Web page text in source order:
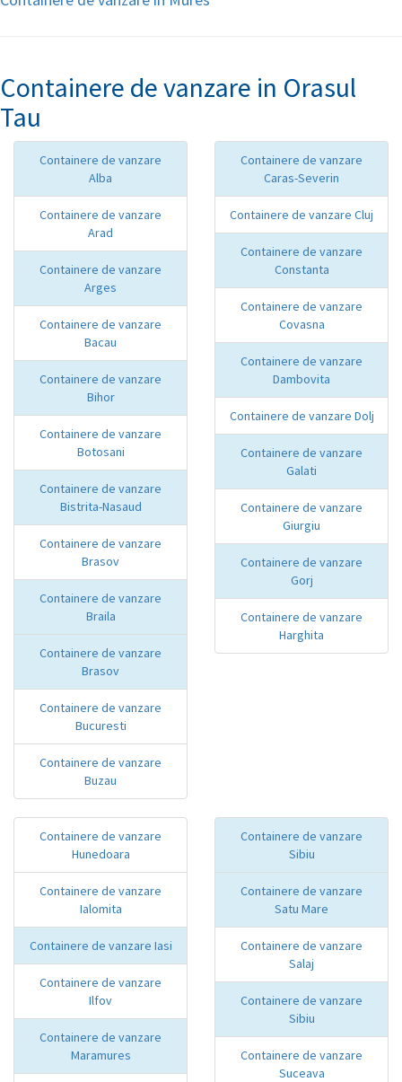
Containere de vanzare in Orasul
Tau
Containere de vanzare
Alba
Containere de vanzare
Arad
Containere de vanzare
Arges
Containere de vanzare
Bacau
Containere de vanzare
Bihor
Containere de vanzare
Botosani
Containere de vanzare
Bistrita-Nasaud
Containere de vanzare
Brasov
Containere de vanzare
Braila
Containere de vanzare
Brasov
Containere de vanzare
Bucuresti
Containere de vanzare
Buzau
Containere de vanzare
Caras-Severin
Containere de vanzare Cluj
Containere de vanzare
Constanta
Containere de vanzare
Covasna
Containere de vanzare
Dambovita
Containere de vanzare Dolj
Containere de vanzare
Galati
Containere de vanzare
Giurgiu
Containere de vanzare
Gorj
Containere de vanzare
Harghita
Containere de vanzare
Hunedoara
Containere de vanzare
Ialomita
Containere de vanzare Iasi
Containere de vanzare
Ilfov
Containere de vanzare
Maramures
Containere de vanzare
Sibiu
Containere de vanzare
Satu Mare
Containere de vanzare
Salaj
Containere de vanzare
Sibiu
Containere de vanzare
Suceava